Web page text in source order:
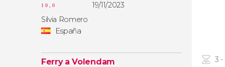
10,0
19/11/2023
Silvia Romero
España
Ferry a Volendam 3 -